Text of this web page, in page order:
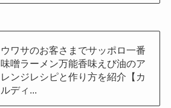
ウワサのお客さまでサッポロ一番
味噌ラーメン万能香味えび油のア
レンジレシピと作り方を紹介【カ
ルディ...